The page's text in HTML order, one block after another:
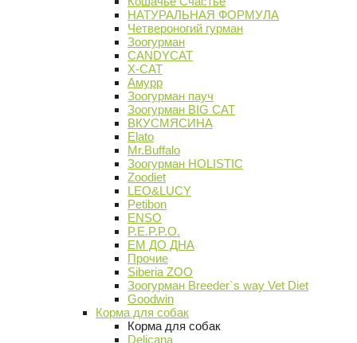
НАТУРАЛЬНАЯ ФОРМУЛА
Четвероногий гурман
Зоогурман
CANDYCAT
X-CAT
Амурр
Зоогурман пауч
Зоогурман BIG CAT
ВКУСМЯСИНА
Elato
Mr.Buffalo
Зоогурман HOLISTIC
Zoodiet
LEO&LUCY
Petibon
ENSO
P.E.P.P.O.
ЕМ ДО ДНА
Прочие
Siberia ZOO
Зоогурман Breeder`s way Vet Diet
Goodwin
Корма для собак
Корма для собак
Delicana